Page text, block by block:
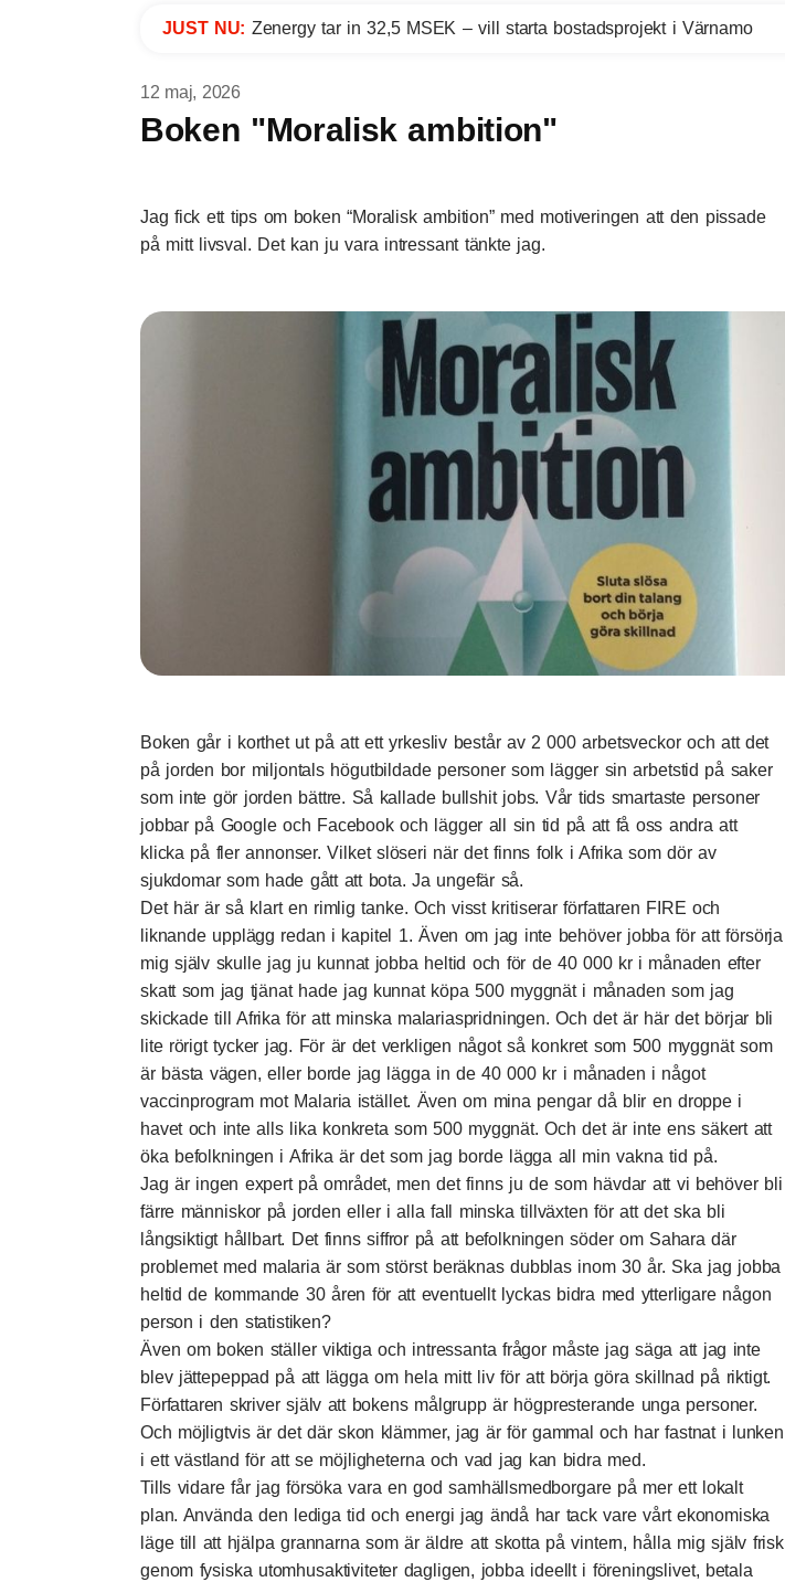
JUST NU: Zenergy tar in 32,5 MSEK – vill starta bostadsprojekt i Värnamo
12 maj, 2026
Boken "Moralisk ambition"
Jag fick ett tips om boken “Moralisk ambition” med motiveringen att den pissade
på mitt livsval. Det kan ju vara intressant tänkte jag.
Boken går i korthet ut på att ett yrkesliv består av 2 000 arbetsveckor och att det
på jorden bor miljontals högutbildade personer som lägger sin arbetstid på saker
som inte gör jorden bättre. Så kallade bullshit jobs. Vår tids smartaste personer
jobbar på Google och Facebook och lägger all sin tid på att få oss andra att
klicka på fler annonser. Vilket slöseri när det finns folk i Afrika som dör av
sjukdomar som hade gått att bota. Ja ungefär så.
Det här är så klart en rimlig tanke. Och visst kritiserar författaren FIRE och
liknande upplägg redan i kapitel 1. Även om jag inte behöver jobba för att försörja
mig själv skulle jag ju kunnat jobba heltid och för de 40 000 kr i månaden efter
skatt som jag tjänat hade jag kunnat köpa 500 myggnät i månaden som jag
skickade till Afrika för att minska malariaspridningen. Och det är här det börjar bli
lite rörigt tycker jag. För är det verkligen något så konkret som 500 myggnät som
är bästa vägen, eller borde jag lägga in de 40 000 kr i månaden i något
vaccinprogram mot Malaria istället. Även om mina pengar då blir en droppe i
havet och inte alls lika konkreta som 500 myggnät. Och det är inte ens säkert att
öka befolkningen i Afrika är det som jag borde lägga all min vakna tid på.
Jag är ingen expert på området, men det finns ju de som hävdar att vi behöver bli
färre människor på jorden eller i alla fall minska tillväxten för att det ska bli
långsiktigt hållbart. Det finns siffror på att befolkningen söder om Sahara där
problemet med malaria är som störst beräknas dubblas inom 30 år. Ska jag jobba
heltid de kommande 30 åren för att eventuellt lyckas bidra med ytterligare någon
person i den statistiken?
Även om boken ställer viktiga och intressanta frågor måste jag säga att jag inte
blev jättepeppad på att lägga om hela mitt liv för att börja göra skillnad på riktigt.
Författaren skriver själv att bokens målgrupp är högpresterande unga personer.
Och möjligtvis är det där skon klämmer, jag är för gammal och har fastnat i lunken
i ett västland för att se möjligheterna och vad jag kan bidra med.
Tills vidare får jag försöka vara en god samhällsmedborgare på mer ett lokalt
plan. Använda den lediga tid och energi jag ändå har tack vare vårt ekonomiska
läge till att hjälpa grannarna som är äldre att skotta på vintern, hålla mig själv frisk
genom fysiska utomhusaktiviteter dagligen, jobba ideellt i föreningslivet, betala